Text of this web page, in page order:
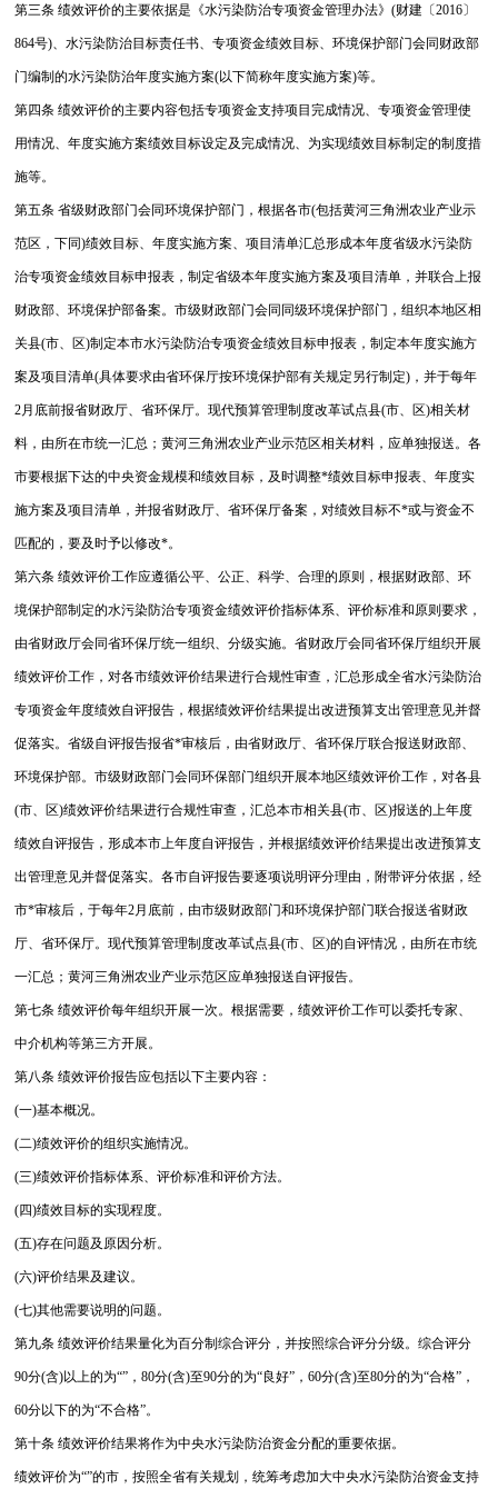
第三条 绩效评价的主要依据是《水污染防治专项资金管理办法》(财建〔2016〕
864号)、水污染防治目标责任书、专项资金绩效目标、环境保护部门会同财政部
门编制的水污染防治年度实施方案(以下简称年度实施方案)等。
第四条 绩效评价的主要内容包括专项资金支持项目完成情况、专项资金管理使
用情况、年度实施方案绩效目标设定及完成情况、为实现绩效目标制定的制度措
施等。
第五条 省级财政部门会同环境保护部门，根据各市(包括黄河三角洲农业产业示
范区，下同)绩效目标、年度实施方案、项目清单汇总形成本年度省级水污染防
治专项资金绩效目标申报表，制定省级本年度实施方案及项目清单，并联合上报
财政部、环境保护部备案。市级财政部门会同同级环境保护部门，组织本地区相
关县(市、区)制定本市水污染防治专项资金绩效目标申报表，制定本年度实施方
案及项目清单(具体要求由省环保厅按环境保护部有关规定另行制定)，并于每年
2月底前报省财政厅、省环保厅。现代预算管理制度改革试点县(市、区)相关材
料，由所在市统一汇总；黄河三角洲农业产业示范区相关材料，应单独报送。各
市要根据下达的中央资金规模和绩效目标，及时调整*绩效目标申报表、年度实
施方案及项目清单，并报省财政厅、省环保厅备案，对绩效目标不*或与资金不
匹配的，要及时予以修改*。
第六条 绩效评价工作应遵循公平、公正、科学、合理的原则，根据财政部、环
境保护部制定的水污染防治专项资金绩效评价指标体系、评价标准和原则要求，
由省财政厅会同省环保厅统一组织、分级实施。省财政厅会同省环保厅组织开展
绩效评价工作，对各市绩效评价结果进行合规性审查，汇总形成全省水污染防治
专项资金年度绩效自评报告，根据绩效评价结果提出改进预算支出管理意见并督
促落实。省级自评报告报省*审核后，由省财政厅、省环保厅联合报送财政部、
环境保护部。市级财政部门会同环保部门组织开展本地区绩效评价工作，对各县
(市、区)绩效评价结果进行合规性审查，汇总本市相关县(市、区)报送的上年度
绩效自评报告，形成本市上年度自评报告，并根据绩效评价结果提出改进预算支
出管理意见并督促落实。各市自评报告要逐项说明评分理由，附带评分依据，经
市*审核后，于每年2月底前，由市级财政部门和环境保护部门联合报送省财政
厅、省环保厅。现代预算管理制度改革试点县(市、区)的自评情况，由所在市统
一汇总；黄河三角洲农业产业示范区应单独报送自评报告。
第七条 绩效评价每年组织开展一次。根据需要，绩效评价工作可以委托专家、
中介机构等第三方开展。
第八条 绩效评价报告应包括以下主要内容：
(一)基本概况。
(二)绩效评价的组织实施情况。
(三)绩效评价指标体系、评价标准和评价方法。
(四)绩效目标的实现程度。
(五)存在问题及原因分析。
(六)评价结果及建议。
(七)其他需要说明的问题。
第九条 绩效评价结果量化为百分制综合评分，并按照综合评分分级。综合评分
90分(含)以上的为“”，80分(含)至90分的为“良好”，60分(含)至80分的为“合格”，
60分以下的为“不合格”。
第十条 绩效评价结果将作为中央水污染防治资金分配的重要依据。
绩效评价为“”的市，按照全省有关规划，统筹考虑加大中央水污染防治资金支持